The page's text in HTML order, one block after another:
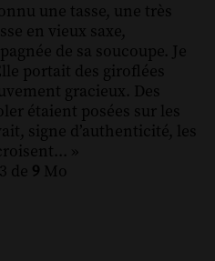
une tasse, une très
en vieux saxe,
de sa soucoupe. Je
portait des giroflées
gracieux. Des
étaient posées sur les
signe d’authenticité, les
»
de 9 Mo